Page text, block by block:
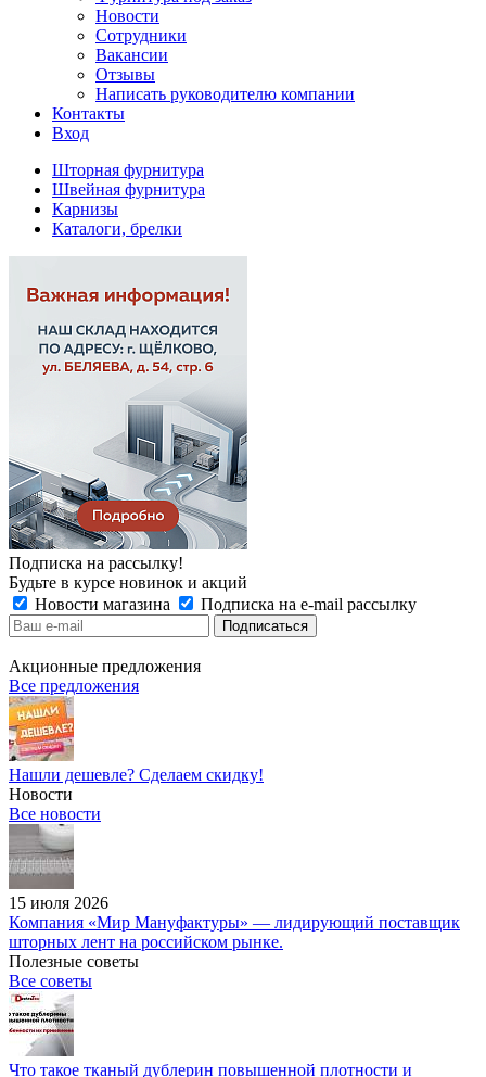
Новости
Сотрудники
Вакансии
Отзывы
Написать руководителю компании
Контакты
Вход
Шторная фурнитура
Швейная фурнитура
Карнизы
Каталоги, брелки
Подписка на рассылку!
Будьте в курсе новинок и акций
Новости магазина
Подписка на e-mail рассылку
Акционные предложения
Все предложения
Нашли дешевле? Сделаем скидку!
Новости
Все новости
15 июля 2026
Компания «Мир Мануфактуры» — лидирующий поставщик
шторных лент на российском рынке.
Полезные советы
Все советы
Что такое тканый дублерин повышенной плотности и